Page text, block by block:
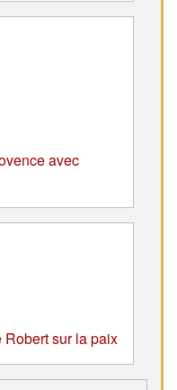
avec
Robert sur la paix